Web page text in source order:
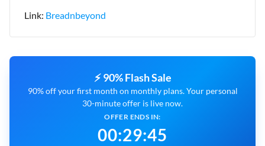
Link: Breadnbeyond
⚡ 90% Flash Sale
90% off your first month on monthly plans. Your personal
30-minute offer is live now.
OFFER ENDS IN:
00:29:44